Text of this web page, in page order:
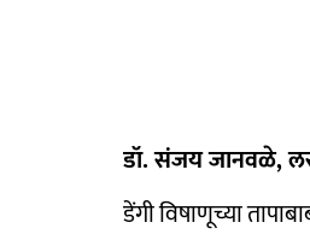
डॉ. संजय जानवळे,
डेंगी विषाणूच्या